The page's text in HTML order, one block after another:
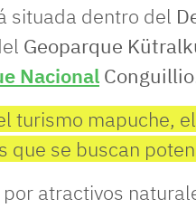
situada dentro del
Geoparque
Nacional Conguillio
turismo mapuche,
que se buscan
atractivos